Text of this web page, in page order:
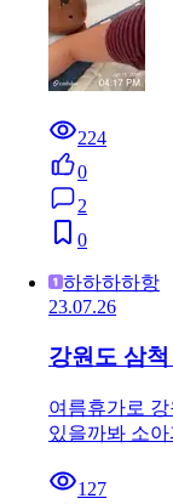
224
0
2
0
하하하하항
23.07.26
강원도 삼
여름휴가로
있을까봐 소
127